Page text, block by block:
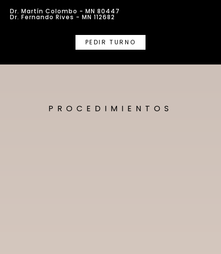
Dr. Martín Colombo - MN 80447
Dr. Fernando Rives - MN 112682
PEDIR TURNO
PROCEDIMIENTOS